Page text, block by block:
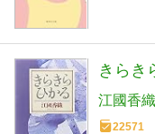
きらき
江國香織
22571